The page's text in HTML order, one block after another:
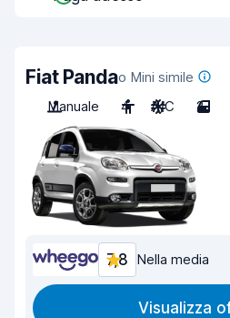
Fiat Pandao Mini simile
Manuale
4 A/C 2
7,8 Nella media
Visualizza